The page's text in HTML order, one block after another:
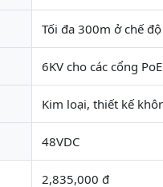
Tối đa 300m ở chế
6KV cho các cổng PoE
Kim loại, thiết kế
48VDC
2,835,000 đ